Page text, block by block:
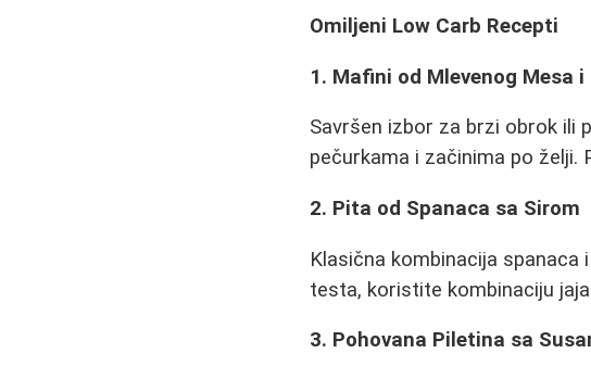
Omiljeni Low Carb Recepti
1. Mafini od Mlevenog Mesa i
Savršen izbor za brzi obrok ili
pečurkama i začinima po želji.
2. Pita od Spanaca sa Sirom
Klasična kombinacija
testa, koristite kombinaciju
3. Pohovana Piletina sa